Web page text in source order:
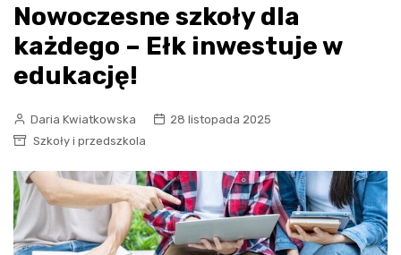
Nowoczesne szkoły dla
każdego – Ełk inwestuje w
edukację!
Daria Kwiatkowska
28 listopada 2025
Szkoły i przedszkola